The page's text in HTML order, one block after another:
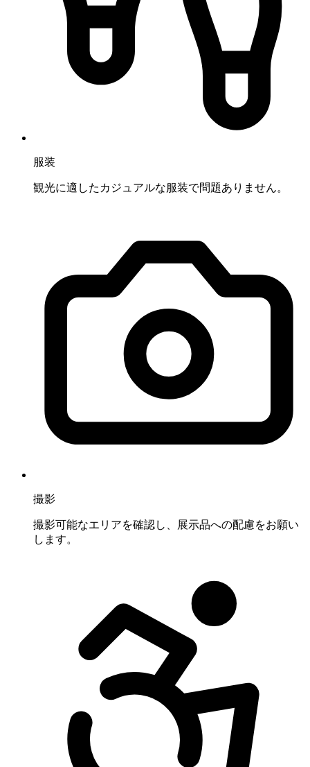
服装
観光に適したカジュアルな服装で問題ありません。
撮影
撮影可能なエリアを確認し、展示品への配慮をお願い
します。